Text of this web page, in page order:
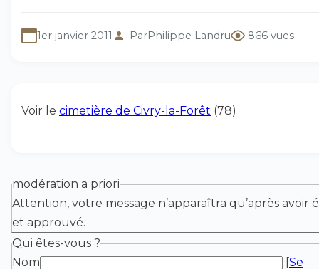
1er janvier 2011 ParPhilippe Landru 866 vues
Voir le cimetière de Civry-la-Forêt (78)
modération a priori
Attention, votre message n’apparaîtra qu’après avoir
et approuvé.
Qui êtes-vous ?
Nom
[Se